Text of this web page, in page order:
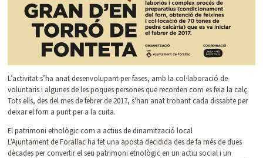
L’activitat s’ha anat desenvolupant per fases, amb la col·laboració de
voluntaris i algunes de les poques persones que recorden com es feia la calç.
Tots ells, des del mes de febrer de 2017, s'han anat trobant cada dissabte per
deixar el forn a punt per a la cuita.
El patrimoni etnològic com a actius de dinamització local
L'Ajuntament de Forallac ha fet una aposta decidida des de fa més de dues
dècades per convertir el seu patrimoni etnològic en un actiu social i un